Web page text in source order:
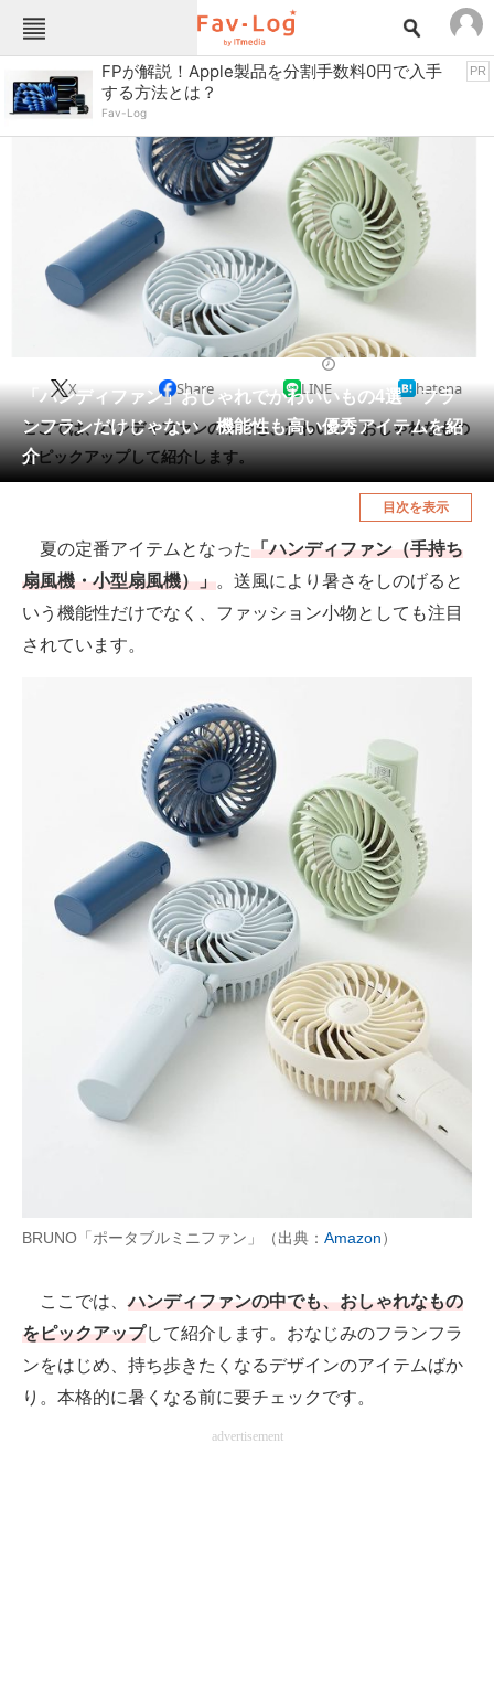
Fav-Logカテゴリー一覧
TOP
インテリア・収納 おもちゃ・ホビー
キッチン家電
ゲーム
コンテンツ・サービス スイーツ・お菓子
スポーツ・レジャー スマホ・携帯電話
ファッション
ペット 家電
工具・DIY 本・DVD・CD
生活家電 生活用品
腕時計
釣り具・釣り用品 食品・飲料・お酒
食器・グラス・カトラリー
注目記事を集めた総合ページ
ITの今と未来を見通す
スマホと通信の最新トレンド
進化するPCとデバイスの未来
好きが集まる 比べて選べる
ビジネスと働き方のヒント
企業ITのトレンドを詳説
経営リーダーのコミュニティ
製造業のIT導入・活用を支援
FPが解説！Apple製品を分割手数料0円で入手
する方法とは？
Fav-Log
PR
「ハンディファン」おしゃれでかわいいもの4選 フラ
ンフランだけじゃない 機能性も高い優秀アイテムを紹
介
X Share LINE hatena
ここでは、ハンディファンの中でも、かわいい・おしゃれなもの
をピックアップして紹介します。
目次を表示
夏の定番アイテムとなった「ハンディファン（手持ち
扇風機・小型扇風機）」。送風により暑さをしのげると
いう機能性だけでなく、ファッション小物としても注目
されています。
BRUNO「ポータブルミニファン」（出典： Amazon）
ここでは、ハンディファンの中でも、おしゃれなもの
をピックアップして紹介します。おなじみのフランフラ
ンをはじめ、持ち歩きたくなるデザインのアイテムばか
り。本格的に暑くなる前に要チェックです。
advertisement